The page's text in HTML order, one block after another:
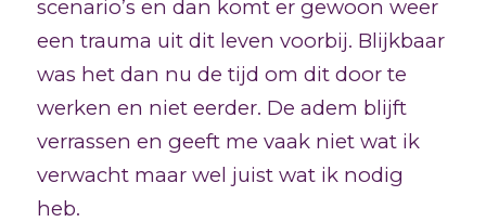
scenario’s en dan komt er gewoon weer
een trauma uit dit leven voorbij. Blijkbaar
was het dan nu de tijd om dit door te
werken en niet eerder. De adem blijft
verrassen en geeft me vaak niet wat ik
verwacht maar wel juist wat ik nodig
heb.